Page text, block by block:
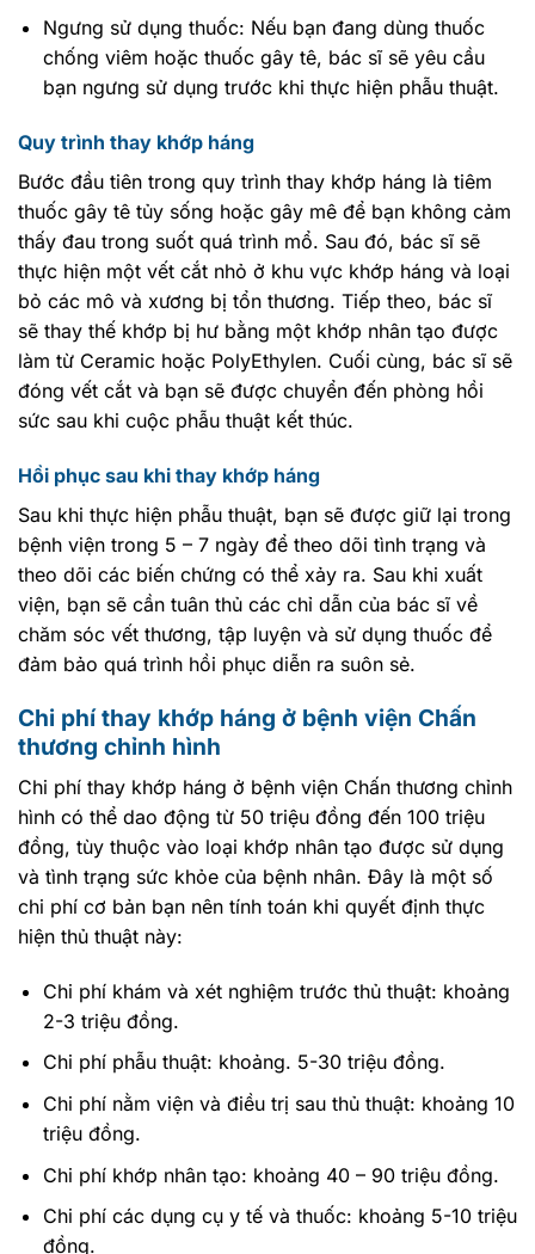
Ngưng sử dụng thuốc: Nếu bạn đang dùng thuốc
chống viêm hoặc thuốc gây tê, bác sĩ sẽ yêu cầu
bạn ngưng sử dụng trước khi thực hiện phẫu thuật.
Quy trình thay khớp háng
Bước đầu tiên trong quy trình thay khớp háng là tiêm
thuốc gây tê tủy sống hoặc gây mê để bạn không cảm
thấy đau trong suốt quá trình mổ. Sau đó, bác sĩ sẽ
thực hiện một vết cắt nhỏ ở khu vực khớp háng và loại
bỏ các mô và xương bị tổn thương. Tiếp theo, bác sĩ
sẽ thay thế khớp bị hư bằng một khớp nhân tạo được
làm từ Ceramic hoặc PolyEthylen. Cuối cùng, bác sĩ sẽ
đóng vết cắt và bạn sẽ được chuyển đến phòng hồi
sức sau khi cuộc phẫu thuật kết thúc.
Hồi phục sau khi thay khớp háng
Sau khi thực hiện phẫu thuật, bạn sẽ được giữ lại trong
bệnh viện trong 5 – 7 ngày để theo dõi tình trạng và
theo dõi các biến chứng có thể xảy ra. Sau khi xuất
viện, bạn sẽ cần tuân thủ các chỉ dẫn của bác sĩ về
chăm sóc vết thương, tập luyện và sử dụng thuốc để
đảm bảo quá trình hồi phục diễn ra suôn sẻ.
Chi phí thay khớp háng ở bệnh viện Chấn
thương chỉnh hình
Chi phí thay khớp háng ở bệnh viện Chấn thương chỉnh
hình có thể dao động từ 50 triệu đồng đến 100 triệu
đồng, tùy thuộc vào loại khớp nhân tạo được sử dụng
và tình trạng sức khỏe của bệnh nhân. Đây là một số
chi phí cơ bản bạn nên tính toán khi quyết định thực
hiện thủ thuật này:
Chi phí khám và xét nghiệm trước thủ thuật: khoảng
2-3 triệu đồng.
Chi phí phẫu thuật: khoảng. 5-30 triệu đồng.
Chi phí nằm viện và điều trị sau thủ thuật: khoảng 10
triệu đồng.
Chi phí khớp nhân tạo: khoảng 40 – 90 triệu đồng.
Chi phí các dụng cụ y tế và thuốc: khoảng 5-10 triệu
đồng.